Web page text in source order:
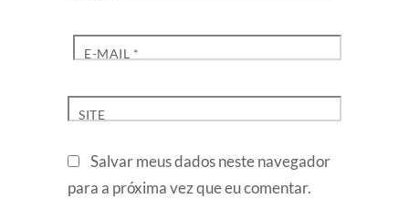
E-MAIL *
SITE
Salvar meus dados neste navegador
para a próxima vez que eu comentar.